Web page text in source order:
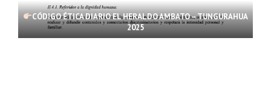
CÓDIGO ÉTICA DIARIO EL HERALDO AMBATO – TUNGURAHUA
2025